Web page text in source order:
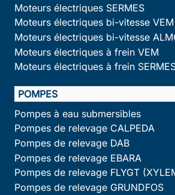
Moteurs électriques SERMES
Moteurs électriques bi-vitesse VEM
Moteurs électriques bi-vitesse
Moteurs électriques à frein VEM
Moteurs électriques à frein
POMPES
Pompes à eau submersibles
Pompes de relevage CALPEDA
Pompes de relevage DAB
Pompes de relevage EBARA
Pompes de relevage FLYGT
Pompes de relevage GRUNDFOS